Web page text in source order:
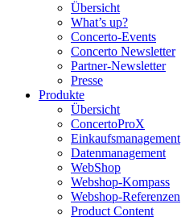
Übersicht
What’s up?
Concerto-Events
Concerto Newsletter
Partner-Newsletter
Presse
Produkte
Übersicht
ConcertoProX
Einkaufsmanagement
Datenmanagement
WebShop
Webshop-Kompass
Webshop-Referenzen
Product Content